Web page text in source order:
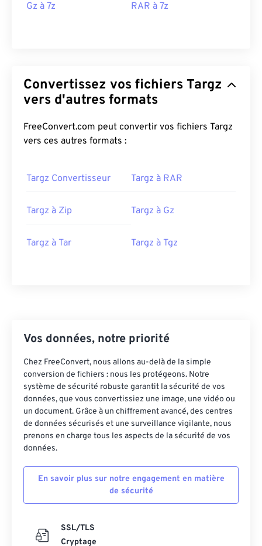
Gz à 7z RAR à 7z
Convertissez vos fichiers Targz
vers d'autres formats
FreeConvert.com peut convertir vos fichiers Targz
vers ces autres formats :
Targz Convertisseur Targz à RAR
Targz à Zip Targz à Gz
Targz à Tar Targz à Tgz
Vos données, notre priorité
Chez FreeConvert, nous allons au-delà de la simple
conversion de fichiers : nous les protégeons. Notre
système de sécurité robuste garantit la sécurité de vos
données, que vous convertissiez une image, une vidéo ou
un document. Grâce à un chiffrement avancé, des centres
de données sécurisés et une surveillance vigilante, nous
prenons en charge tous les aspects de la sécurité de vos
données.
En savoir plus sur notre engagement en matière
de sécurité
SSL/TLS
Cryptage